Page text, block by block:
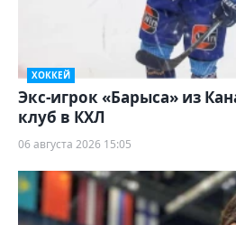
ХОККЕЙ
Экс-игрок «Барыса» из
клуб в КХЛ
06 августа 2026 15:05